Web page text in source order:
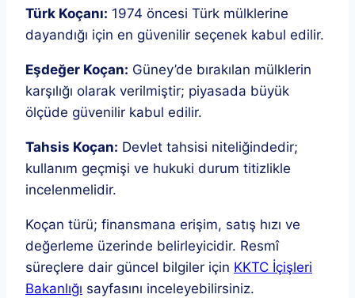
Türk Koçanı: 1974 öncesi Türk mülklerine
dayandığı için en güvenilir seçenek kabul edilir.
Eşdeğer Koçan: Güney’de bırakılan mülklerin
karşılığı olarak verilmiştir; piyasada büyük
ölçüde güvenilir kabul edilir.
Tahsis Koçan: Devlet tahsisi niteliğindedir;
kullanım geçmişi ve hukuki durum titizlikle
incelenmelidir.
Koçan türü; finansmana erişim, satış hızı ve
değerleme üzerinde belirleyicidir. Resmî
süreçlere dair güncel bilgiler için KKTC İçişleri
Bakanlığı sayfasını inceleyebilirsiniz.